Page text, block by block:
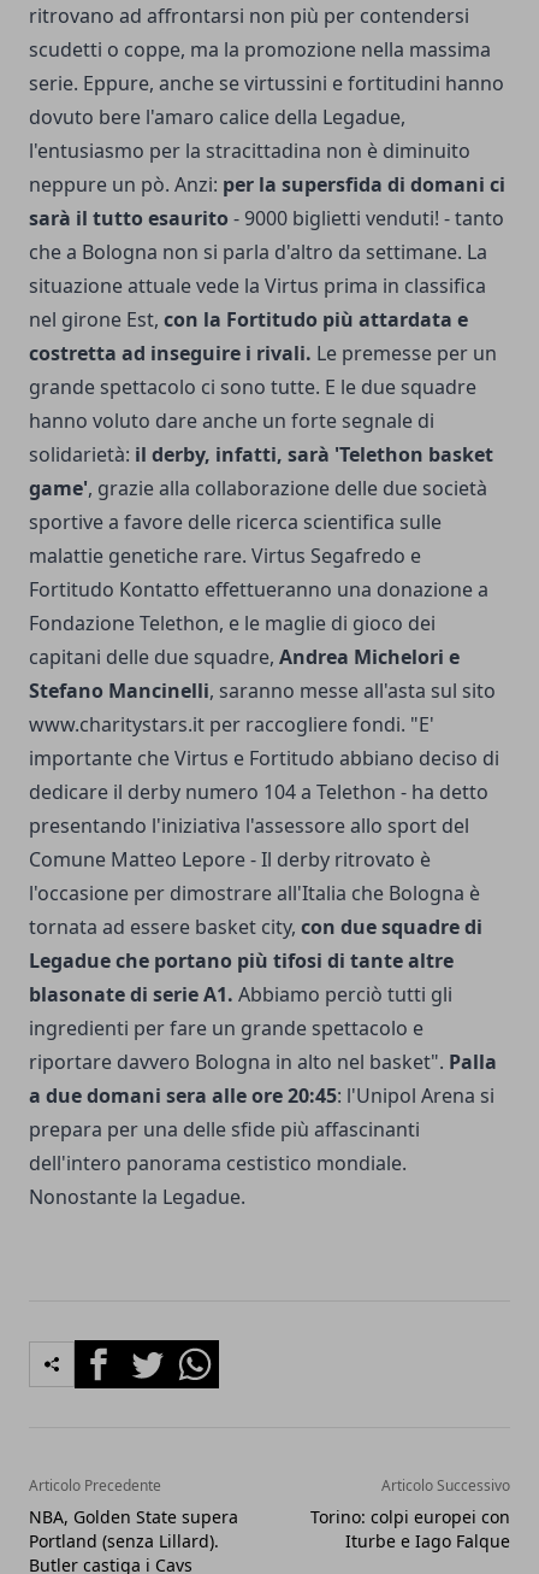
ritrovano ad affrontarsi non più per contendersi
scudetti o coppe, ma la promozione nella massima
serie. Eppure, anche se virtussini e fortitudini hanno
dovuto bere l'amaro calice della Legadue,
l'entusiasmo per la stracittadina non è diminuito
neppure un pò. Anzi: per la supersfida di domani ci
sarà il tutto esaurito - 9000 biglietti venduti! - tanto
che a Bologna non si parla d'altro da settimane. La
situazione attuale vede la Virtus prima in classifica
nel girone Est, con la Fortitudo più attardata e
costretta ad inseguire i rivali. Le premesse per un
grande spettacolo ci sono tutte. E le due squadre
hanno voluto dare anche un forte segnale di
solidarietà: il derby, infatti, sarà 'Telethon basket
game', grazie alla collaborazione delle due società
sportive a favore delle ricerca scientifica sulle
malattie genetiche rare. Virtus Segafredo e
Fortitudo Kontatto effettueranno una donazione a
Fondazione Telethon, e le maglie di gioco dei
capitani delle due squadre, Andrea Michelori e
Stefano Mancinelli, saranno messe all'asta sul sito
www.charitystars.it per raccogliere fondi. "E'
importante che Virtus e Fortitudo abbiano deciso di
dedicare il derby numero 104 a Telethon - ha detto
presentando l'iniziativa l'assessore allo sport del
Comune Matteo Lepore - Il derby ritrovato è
l'occasione per dimostrare all'Italia che Bologna è
tornata ad essere basket city, con due squadre di
Legadue che portano più tifosi di tante altre
blasonate di serie A1. Abbiamo perciò tutti gli
ingredienti per fare un grande spettacolo e
riportare davvero Bologna in alto nel basket". Palla
a due domani sera alle ore 20:45: l'Unipol Arena si
prepara per una delle sfide più affascinanti
dell'intero panorama cestistico mondiale.
Nonostante la Legadue.
FacebookTwitterWhatsapp
Articolo Precedente
NBA, Golden State supera
Portland (senza Lillard).
Butler castiga i Cavs
Articolo Successivo
Torino: colpi europei con
Iturbe e Iago Falque